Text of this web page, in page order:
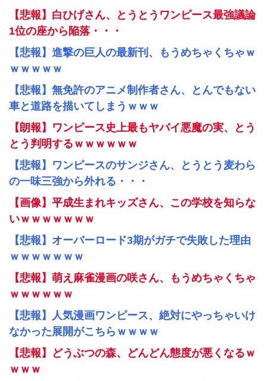
【悲報】白ひげさん、とうとうワンピース最強議論
1位の座から陥落・・・
【悲報】進撃の巨人の最新刊、もうめちゃくちゃｗ
ｗｗｗｗｗ
【悲報】無免許のアニメ制作者さん、とんでもない
車と道路を描いてしまうｗｗｗ
【朗報】ワンピース史上最もヤバイ悪魔の実、とう
とう判明するｗｗｗｗｗｗ
【悲報】ワンピースのサンジさん、とうとう麦わら
の一味三強から外れる・・・
【画像】平成生まれキッズさん、この学校を知らな
いｗｗｗｗｗｗｗ
【悲報】オーバーロード3期がガチで失敗した理由
ｗｗｗｗｗｗｗ
【悲報】萌え麻雀漫画の咲さん、もうめちゃくちゃ
ｗｗｗｗｗｗ
【悲報】人気漫画ワンピース、絶対にやっちゃいけ
なかった展開がこちらｗｗｗｗ
【悲報】どうぶつの森、どんどん態度が悪くなるｗ
ｗｗｗ